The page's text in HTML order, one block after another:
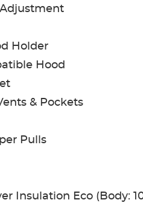
Holder
Hood
& Pockets
Pulls
Insulation Eco (Body: